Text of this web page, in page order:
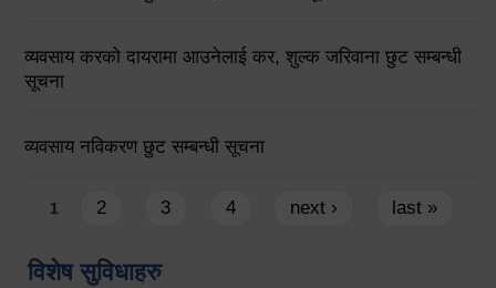
व्यवसाय करको दायरामा आउनेलाई कर, शुल्क जरिवाना छुट सम्बन्धी
सूचना
व्यवसाय नविकरण छुट सम्बन्धी सूचना
Pages
1 2 3 4 next › last »
विशेष सुविधाहरु